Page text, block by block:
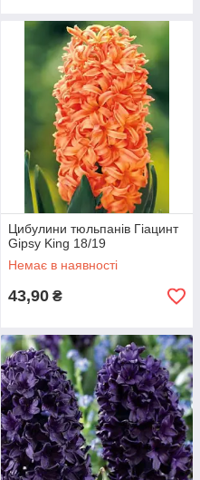
Цибулини тюльпанів Гіацинт
Gipsy King 18/19
Немає в наявності
43,90 ₴